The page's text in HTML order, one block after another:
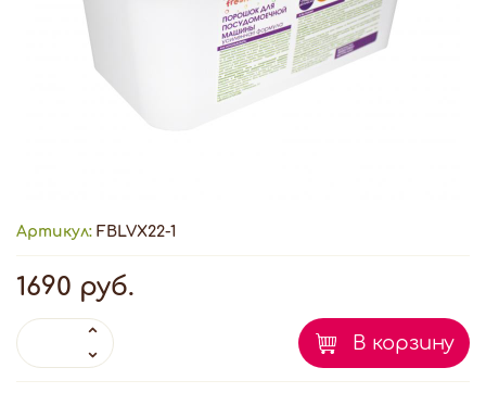
Артикул: FBLVX22-1
1690 руб.
В корзину